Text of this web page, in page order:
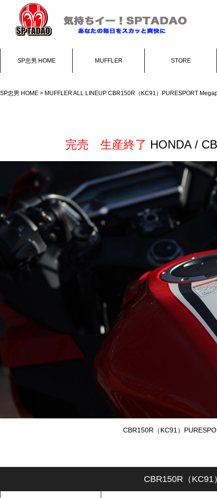
SP忠男 HOME MUFFLER STORE
SP忠男 HOME > MUFFLER ALL LINEUP CBR150R（KC91）PURESPORT
完売 生産終了 HONDA /
CBR150R（KC91）
CBR150R（